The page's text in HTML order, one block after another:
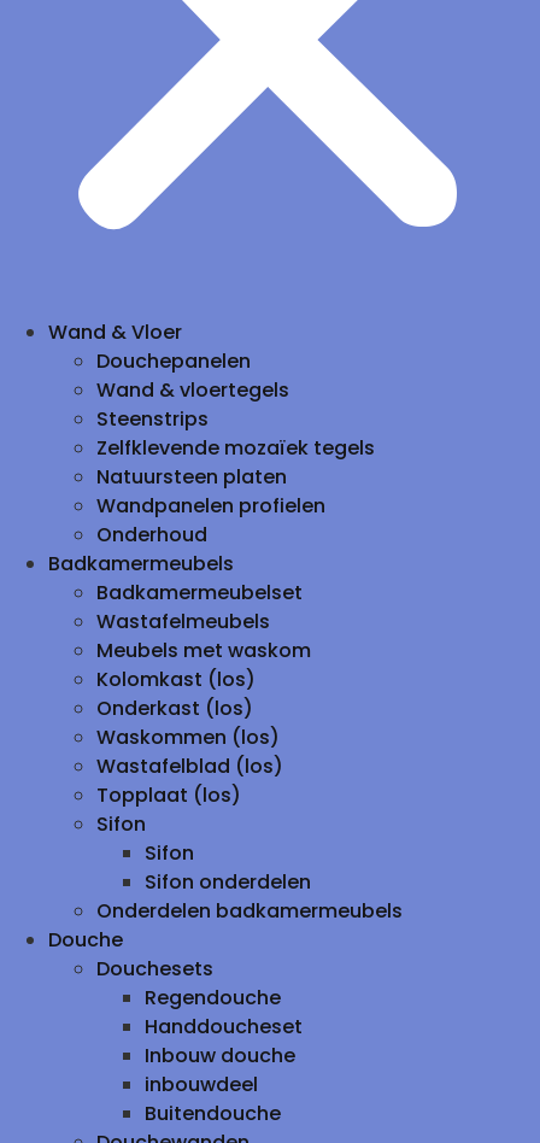
Wand & Vloer
Douchepanelen
Wand & vloertegels
Steenstrips
Zelfklevende mozaïek tegels
Natuursteen platen
Wandpanelen profielen
Onderhoud
Badkamermeubels
Badkamermeubelset
Wastafelmeubels
Meubels met waskom
Kolomkast (los)
Onderkast (los)
Waskommen (los)
Wastafelblad (los)
Topplaat (los)
Sifon
Sifon
Sifon onderdelen
Onderdelen badkamermeubels
Douche
Douchesets
Regendouche
Handdoucheset
Inbouw douche
inbouwdeel
Buitendouche